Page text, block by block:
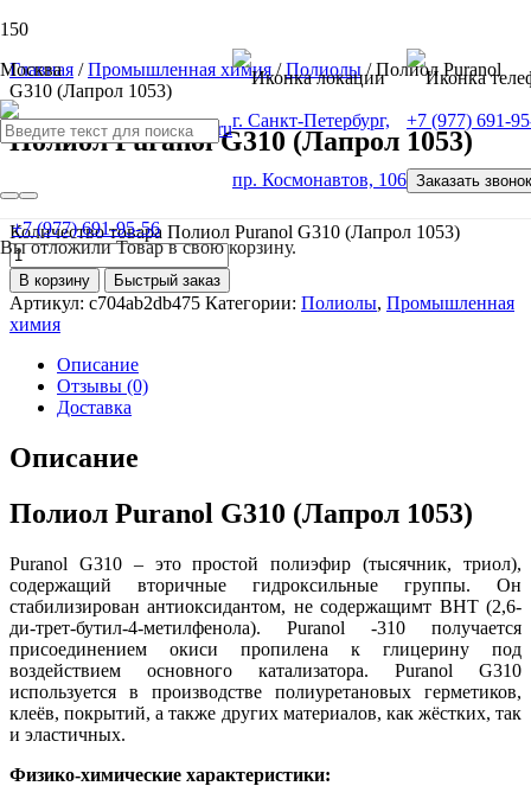
Москва
г. Санкт-Петербург,
пр. Космонавтов, 106
+7 (977) 691-
Заказать звонок
Вы отложилиТоварв свою корзину.
+7 (977) 691-95-56
Главная /Промышленная химия /Полиолы / Полиол Puranol
G310 (Лапрол 1053)
Полиол Puranol G310 (Лапрол 1053)
от100
Количество товара Полиол Puranol G310 (Лапрол 1053)
В корзину Быстрый заказ
Артикул: c704ab2db475 Категории: Полиолы, Промышленная
химия
Описание
Отзывы (0)
Доставка
Описание
Полиол Puranol G310 (Лапрол 1053)
Puranol G310 – это простой полиэфир (тысячник, триол),
содержащий вторичные гидроксильные группы. Он
стабилизирован антиоксидантом, не содержащимт BHT (2,6-
ди-трет-бутил-4-метилфенола). Puranol -310 получается
присоединением окиси пропилена к глицерину под
воздействием основного катализатора. Puranol G310
используется в производстве полиуретановых герметиков,
клеёв, покрытий, а также других материалов, как жёстких, так
и эластичных.
Физико-химические характеристики: